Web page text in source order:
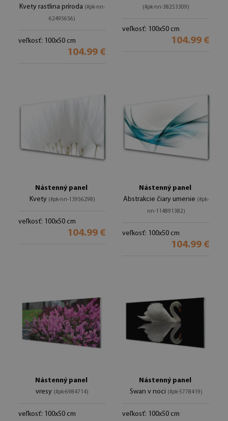
Kvety rastlina príroda (#pk-nn-
62495656)
veľkosť: 100x50 cm
104.99 €
(#pk-nn-38253309)
veľkosť: 100x50 cm
104.99 €
Nástenný panel
Kvety (#pk-nn-13956298)
veľkosť: 100x50 cm
104.99 €
Nástenný panel
Abstrakcie čiary umenie (#pk-
nn-114891382)
veľkosť: 100x50 cm
104.99 €
Nástenný panel
vresy (#pk-6984714)
veľkosť: 100x50 cm
Nástenný panel
Swan v noci (#pk-5778419)
veľkosť: 100x50 cm